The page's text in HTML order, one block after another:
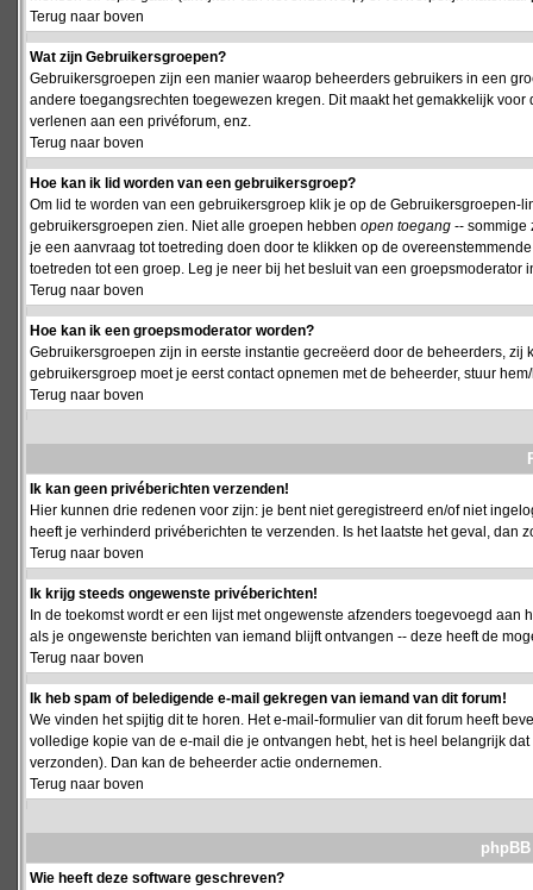
Terug naar boven
Wat zijn Gebruikersgroepen?
Gebruikersgroepen zijn een manier waarop beheerders gebruikers in een
andere toegangsrechten toegewezen kregen. Dit maakt het gemakkelijk
verlenen aan een privéforum, enz.
Terug naar boven
Hoe kan ik lid worden van een gebruikersgroep?
Om lid te worden van een gebruikersgroep klik je op de
gebruikersgroepen zien. Niet alle groepen hebben open toegang -- sommige
je een aanvraag tot toetreding doen door te klikken op de
toetreden tot een groep. Leg je neer bij het besluit van een
Terug naar boven
Hoe kan ik een groepsmoderator worden?
Gebruikersgroepen zijn in eerste instantie gecreëerd door de beheerders,
gebruikersgroep moet je eerst contact opnemen met de beheerder, stuur
Terug naar boven
Ik kan geen privéberichten verzenden!
Hier kunnen drie redenen voor zijn: je bent niet geregistreerd en/of niet
heeft je verhinderd privéberichten te verzenden. Is het laatste het geval, dan
Terug naar boven
Ik krijg steeds ongewenste privéberichten!
In de toekomst wordt er een lijst met ongewenste afzenders toegevoegd
als je ongewenste berichten van iemand blijft ontvangen -- deze heeft de
Terug naar boven
Ik heb spam of beledigende e-mail gekregen van iemand van dit forum!
We vinden het spijtig dit te horen. Het e-mail-formulier van dit forum heeft
volledige kopie van de e-mail die je ontvangen hebt, het is heel belangrijk
verzonden). Dan kan de beheerder actie ondernemen.
Terug naar boven
Wie heeft deze software geschreven?